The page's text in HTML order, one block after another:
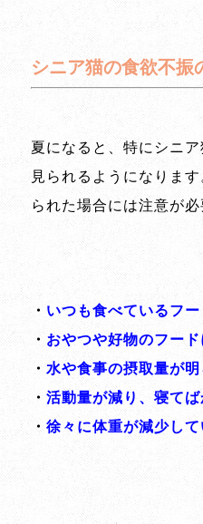
シニア猫の食欲不振
夏になると、特にシニ
見られるようになりま
られた場合には注意が
・ いつも食べているフ
・ おやつや好物のフー
・ 水や食事の摂取量が
・ 活動量が減り、寝て
・ 徐々に体重が減少して